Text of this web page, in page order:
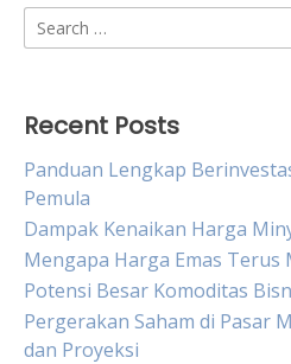
Search
for:
Recent Posts
Panduan Lengkap
Pemula
Dampak Kenaikan Harga
Mengapa Harga Emas Terus
Potensi Besar Komoditas
Pergerakan Saham di Pasar
dan Proyeksi